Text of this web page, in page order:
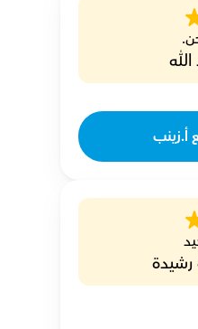
أ.زينب
رشيدة